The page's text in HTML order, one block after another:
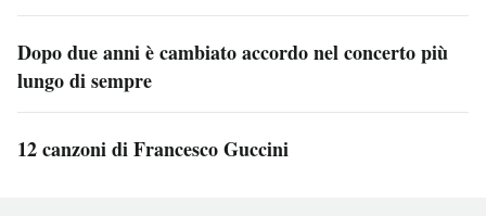
Dopo due anni è cambiato accordo nel concerto più
lungo di sempre
12 canzoni di Francesco Guccini